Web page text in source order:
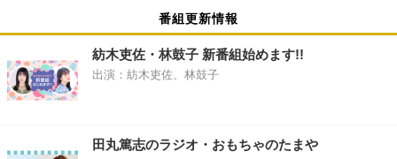
番組更新情報
紡木吏佐・林鼓子 新番組始めます!!
出演：紡木吏佐、林鼓子
田丸篤志のラジオ・おもちゃのたまや